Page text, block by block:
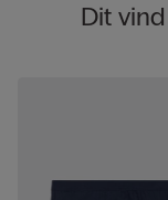
Dit